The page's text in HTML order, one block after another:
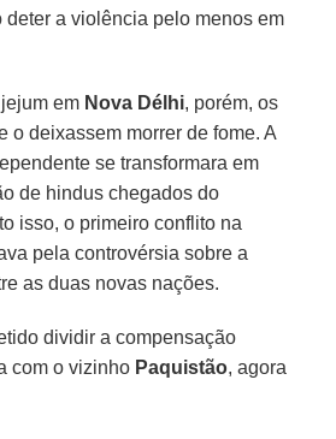
deter a violência pelo menos em
em Nova Délhi, porém, os
o deixassem morrer de fome. A
se transformara em
de hindus chegados do
isso, o primeiro conflito na
pela controvérsia sobre a
as duas novas nações.
dividir a compensação
com o vizinho Paquistão, agora